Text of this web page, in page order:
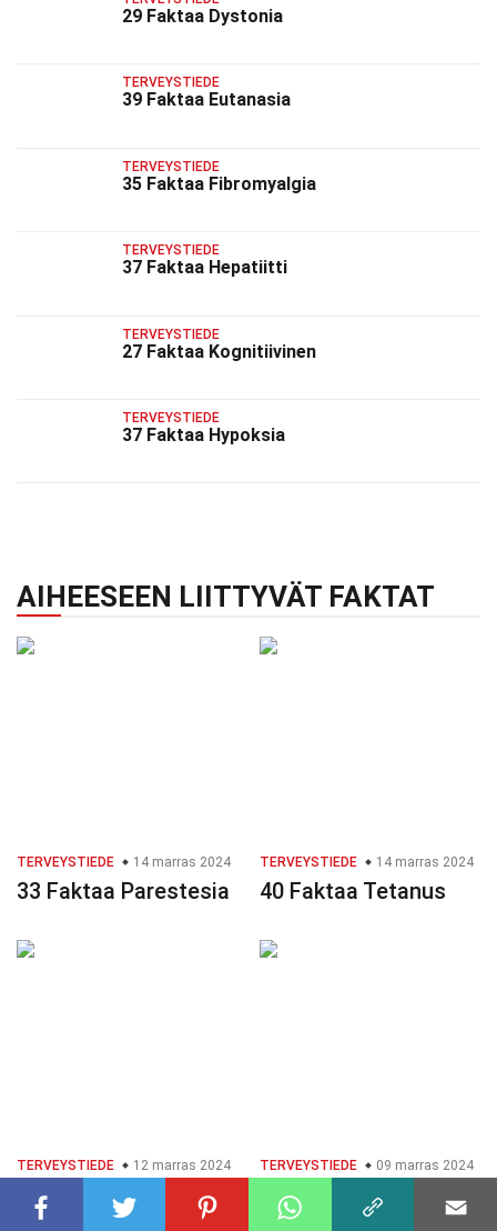
29 Faktaa Dystonia
TERVEYSTIEDE
39 Faktaa Eutanasia
TERVEYSTIEDE
35 Faktaa Fibromyalgia
TERVEYSTIEDE
37 Faktaa Hepatiitti
TERVEYSTIEDE
27 Faktaa Kognitiivinen
TERVEYSTIEDE
37 Faktaa Hypoksia
AIHEESEEN LIITTYVÄT FAKTAT
TERVEYSTIEDE 14 marras 2024
33 Faktaa Parestesia
TERVEYSTIEDE 14 marras 2024
40 Faktaa Tetanus
TERVEYSTIEDE 12 marras 2024
34 Faktaa Mandelit
TERVEYSTIEDE 09 marras 2024
29 Faktaa Sydämen
Rytmihäiriö